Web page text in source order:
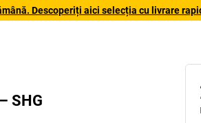
Descoperiți aici selecția cu livrare
SHG